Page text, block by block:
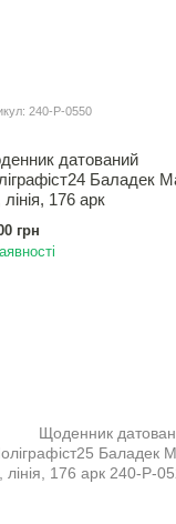
240-Р-0550
датований
Баладек
176 арк
грн